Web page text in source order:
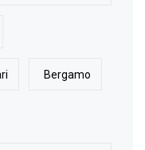
Bergamo